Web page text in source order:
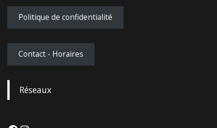
Politique de confidentialité
Contact - Horaires
Réseaux